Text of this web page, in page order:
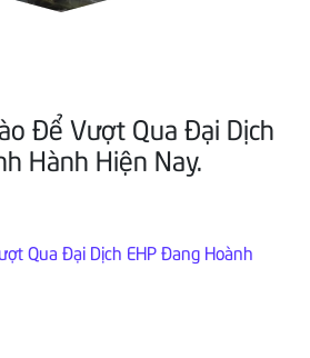
Để Vượt Qua Đại Dịch
Hành Hiện Nay.
Qua Đại Dịch EHP Đang Hoành